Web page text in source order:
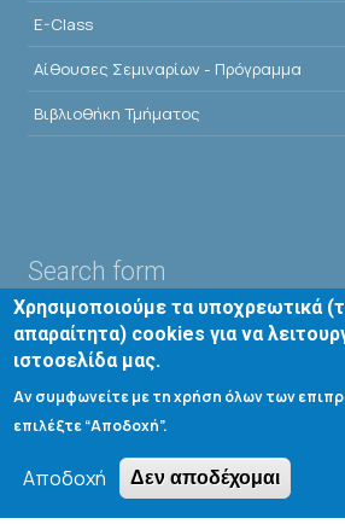
E-Class
Αίθουσες Σεμιναρίων - Πρόγραμμα
Βιβλιοθήκη Τμήματος
Search form
Αναζήτηση
Tools
Cookie settings
Μενού λογαριασμού χρήστη
Χρησιμοποιούμε τα υποχρεωτικά
απαραίτητα) cookies για να
ιστοσελίδα μας.
Αν συμφωνείτε με τη χρήση όλων των
επιλέξτε “Αποδοχή”.
Αποδοχή Δεν αποδέχομαι